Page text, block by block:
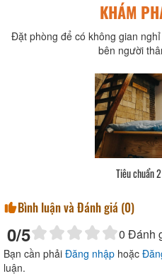
KHÁM
Đặt phòng để có không gian
bên người
Tiêu chuẩn
Bình luận và Đánh giá (0)
0/5 0 Đánh
Bạn cần phải Đăng nhập hoặc
luận.